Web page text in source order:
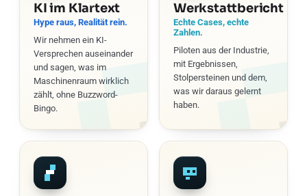
KI im Klartext
Hype raus, Realität rein.
Wir nehmen ein KI-
Versprechen auseinander
und sagen, was im
Maschinenraum wirklich
zählt, ohne Buzzword-
Bingo.
Werkstattbericht
Echte Cases, echte
Zahlen.
Piloten aus der Industrie,
mit Ergebnissen,
Stolpersteinen und dem,
was wir daraus gelernt
haben.